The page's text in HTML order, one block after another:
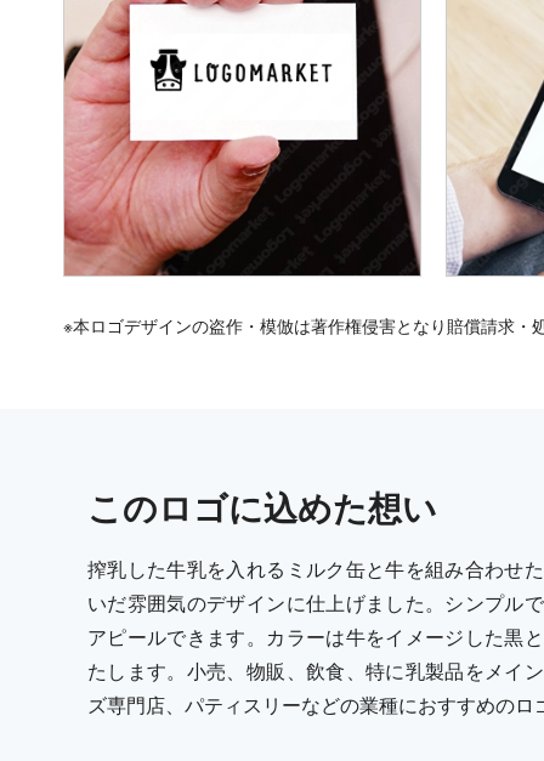
※本ロゴデザインの盗作・模倣は著作権侵害となり賠償請求・
このロゴに込めた想い
搾乳した牛乳を入れるミルク缶と牛を組み合わせ
いだ雰囲気のデザインに仕上げました。シンプル
アピールできます。カラーは牛をイメージした黒
たします。小売、物販、飲食、特に乳製品をメイ
ズ専門店、パティスリーなどの業種におすすめのロ